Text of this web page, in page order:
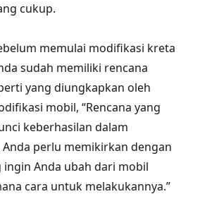
cukup.
memulai modifikasi kreta
sudah memiliki rencana
yang diungkapkan oleh
mobil, “Rencana yang
keberhasilan dalam
perlu memikirkan dengan
ingin Anda ubah dari mobil
cara untuk melakukannya.”